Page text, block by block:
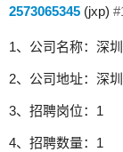
2573065345 (jxp)
1、公司名称：深
2、公司地址：深
3、招聘岗位：1
4、招聘数量：1